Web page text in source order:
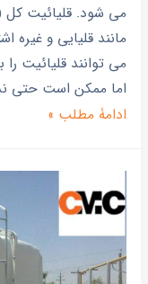
مانند قلیایی و غیره
اما ممکن است حتی
ادامۀ مطلب »